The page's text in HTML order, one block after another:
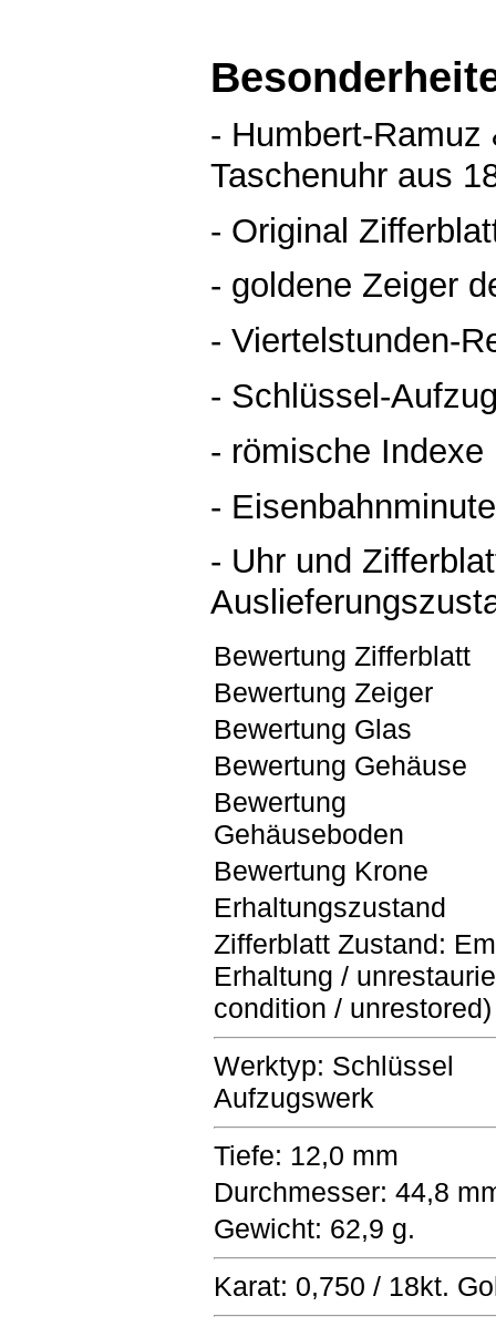
- Humbert-
Taschenuhr aus
- Original
- goldene Zeiger
- Viertelstunden-
- Schlüssel-
- römische Indexe
-
- Uhr und
Bewertung Zifferblatt
Bewertung Zeiger
Bewertung Glas
Bewertung Gehäuse
Bewertung
Gehäuseboden
Bewertung Krone
Erhaltungszustand
Zifferblatt Zustand:
Erhaltung /
condition / unrestored)
Werktyp: Schlüssel
Aufzugswerk
Tiefe: 12,0 mm
Durchmesser: 44,8
Gewicht: 62,9 g.
Karat: 0,750 / 18kt.